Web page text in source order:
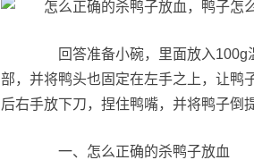
回答准备小碗，里面放入100g
部，并将鸭头也固定在左手之上，让鸭
后右手放下刀，捏住鸭嘴，并将鸭子倒
一、怎么正确的杀鸭子放血